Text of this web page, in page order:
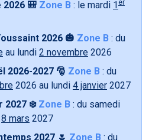
🎒 Zone B : le mardi 1 er
2026 🎃 Zone B : du
au lundi 2 novembre 2026
2026-2027 🎅 Zone B : du
2026 au lundi 4 janvier 2027
2027 ❄️ Zone B : du samedi
8 mars 2027
2027 🌷 Zone B : du